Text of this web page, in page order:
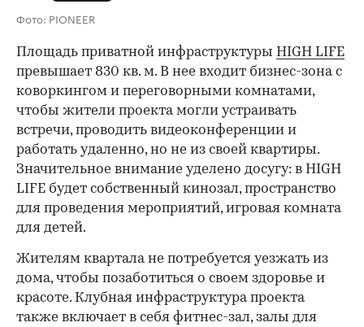
Фото: PIONEER
Площадь приватной инфраструктуры HIGH LIFE
превышает 830 кв. м. В нее входит бизнес-зона с
коворкингом и переговорными комнатами,
чтобы жители проекта могли устраивать
встречи, проводить видеоконференции и
работать удаленно, но не из своей квартиры.
Значительное внимание уделено досугу: в HIGH
LIFE будет собственный кинозал, пространство
для проведения мероприятий, игровая комната
для детей.
Жителям квартала не потребуется уезжать из
дома, чтобы позаботиться о своем здоровье и
красоте. Клубная инфраструктура проекта
также включает в себя фитнес-зал, залы для